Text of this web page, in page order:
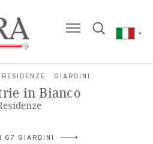
RESIDENZE GIARDINI
in Bianco
67 GIARDINI